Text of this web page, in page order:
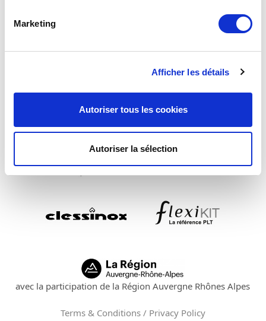
Marketing
Afficher les détails
Autoriser tous les cookies
Autoriser la sélection
Manchette d’assemblage acier-cuivre CAL50
avec la participation de la Région Auvergne Rhônes Alpes
Terms & Conditions / Privacy Policy